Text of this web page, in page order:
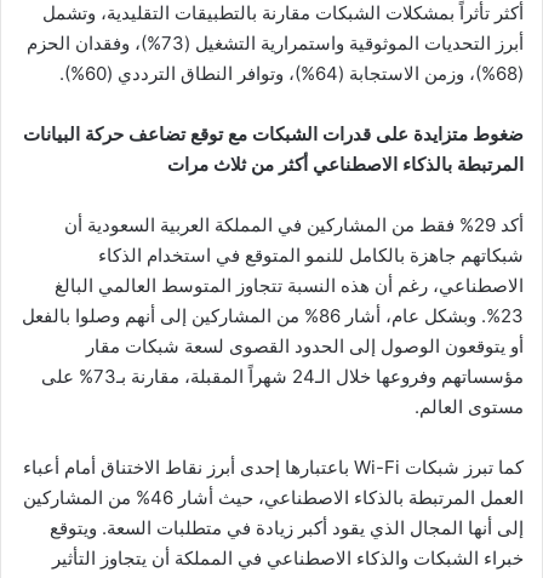
أكثر تأثراً بمشكلات الشبكات مقارنة بالتطبيقات التقليدية، وتشمل
أبرز التحديات الموثوقية واستمرارية التشغيل (73%)، وفقدان الحزم
(68%)، وزمن الاستجابة (64%)، وتوافر النطاق الترددي (60%).
ضغوط متزايدة على قدرات الشبكات مع توقع تضاعف حركة البيانات
المرتبطة بالذكاء الاصطناعي أكثر من ثلاث مرات
أكد 29% فقط من المشاركين في المملكة العربية السعودية أن
شبكاتهم جاهزة بالكامل للنمو المتوقع في استخدام الذكاء
الاصطناعي، رغم أن هذه النسبة تتجاوز المتوسط العالمي البالغ
23%. وبشكل عام، أشار 86% من المشاركين إلى أنهم وصلوا بالفعل
أو يتوقعون الوصول إلى الحدود القصوى لسعة شبكات مقار
مؤسساتهم وفروعها خلال الـ24 شهراً المقبلة، مقارنة بـ73% على
مستوى العالم.
كما تبرز شبكات Wi-Fi باعتبارها إحدى أبرز نقاط الاختناق أمام أعباء
العمل المرتبطة بالذكاء الاصطناعي، حيث أشار 46% من المشاركين
إلى أنها المجال الذي يقود أكبر زيادة في متطلبات السعة. ويتوقع
خبراء الشبكات والذكاء الاصطناعي في المملكة أن يتجاوز التأثير